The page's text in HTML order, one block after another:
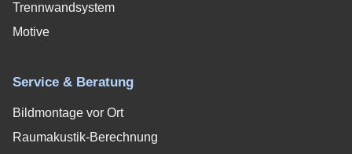
Trennwandsystem
Motive
Service & Beratung
Bildmontage vor Ort
Raumakustik-Berechnung